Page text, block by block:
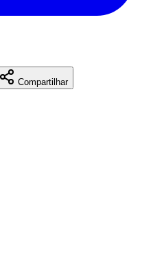
Compartilhar